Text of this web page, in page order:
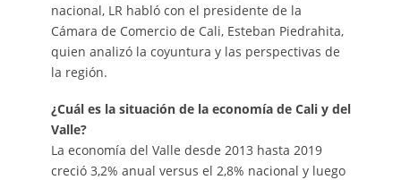
nacional, LR habló con el presidente de la
Cámara de Comercio de Cali, Esteban Piedrahita,
quien analizó la coyuntura y las perspectivas de
la región.
¿Cuál es la situación de la economía de Cali y del
Valle?
La economía del Valle desde 2013 hasta 2019
creció 3,2% anual versus el 2,8% nacional y luego